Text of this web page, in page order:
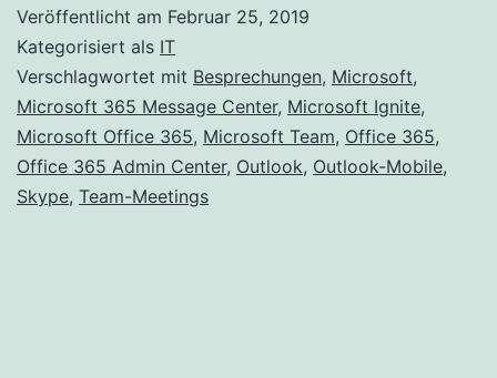
Meetings
Veröffentlicht am Februar 25, 2019
Kategorisiert als IT
Verschlagwortet mit Besprechungen, Microsoft,
Microsoft 365 Message Center, Microsoft Ignite,
Microsoft Office 365, Microsoft Team, Office 365,
Office 365 Admin Center, Outlook, Outlook-Mobile,
Skype, Team-Meetings